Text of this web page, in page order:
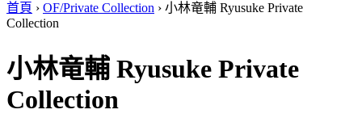
首頁 › OF/Private Collection › 小林竜輔 Ryusuke Private
Collection
小林竜輔 Ryusuke Private
Collection